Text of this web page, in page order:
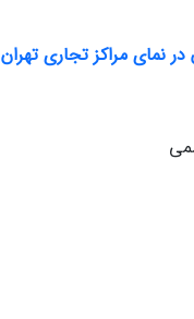
نمای مراکز تجاری تهران